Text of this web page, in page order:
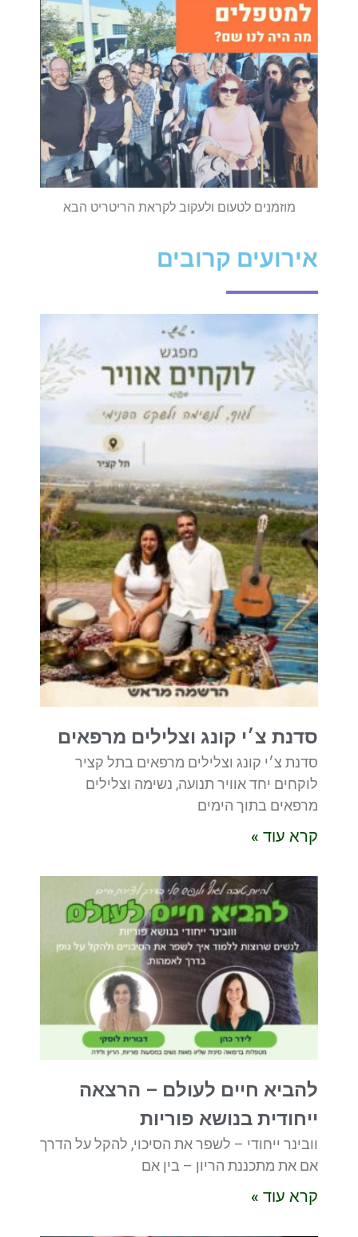
מוזמנים לטעום ולעקוב לקראת הריטריט הבא
אירועים קרובים
סדנת צ׳י קונג וצלילים מרפאים
סדנת צ׳י קונג וצלילים מרפאים בתל קציר
לוקחים יחד אוויר תנועה, נשימה וצלילים
מרפאים בתוך הימים
קרא עוד »
להביא חיים לעולם – הרצאה
ייחודית בנושא פוריות
וובינר ייחודי – לשפר את הסיכוי, להקל על הדרך
אם את מתכננת הריון – בין אם
קרא עוד »